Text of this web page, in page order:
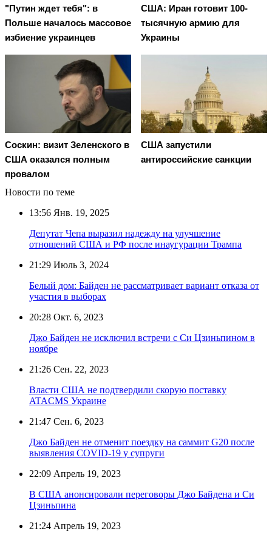
"Путин ждет тебя": в
Польше началось массовое
избиение украинцев
США: Иран готовит 100-
тысячную армию для
Украины
Соскин: визит Зеленского в
США оказался полным
провалом
США запустили
антироссийские санкции
Новости по теме
13:56 Янв. 19, 2025
Депутат Чепа выразил надежду на улучшение
отношений США и РФ после инаугурации Трампа
21:29 Июль 3, 2024
Белый дом: Байден не рассматривает вариант отказа от
участия в выборах
20:28 Окт. 6, 2023
Джо Байден не исключил встречи с Си Цзиньпином в
ноябре
21:26 Сен. 22, 2023
Власти США не подтвердили скорую поставку
ATACMS Украине
21:47 Сен. 6, 2023
Джо Байден не отменит поездку на саммит G20 после
выявления COVID-19 у супруги
22:09 Апрель 19, 2023
В США анонсировали переговоры Джо Байдена и Си
Цзиньпина
21:24 Апрель 19, 2023